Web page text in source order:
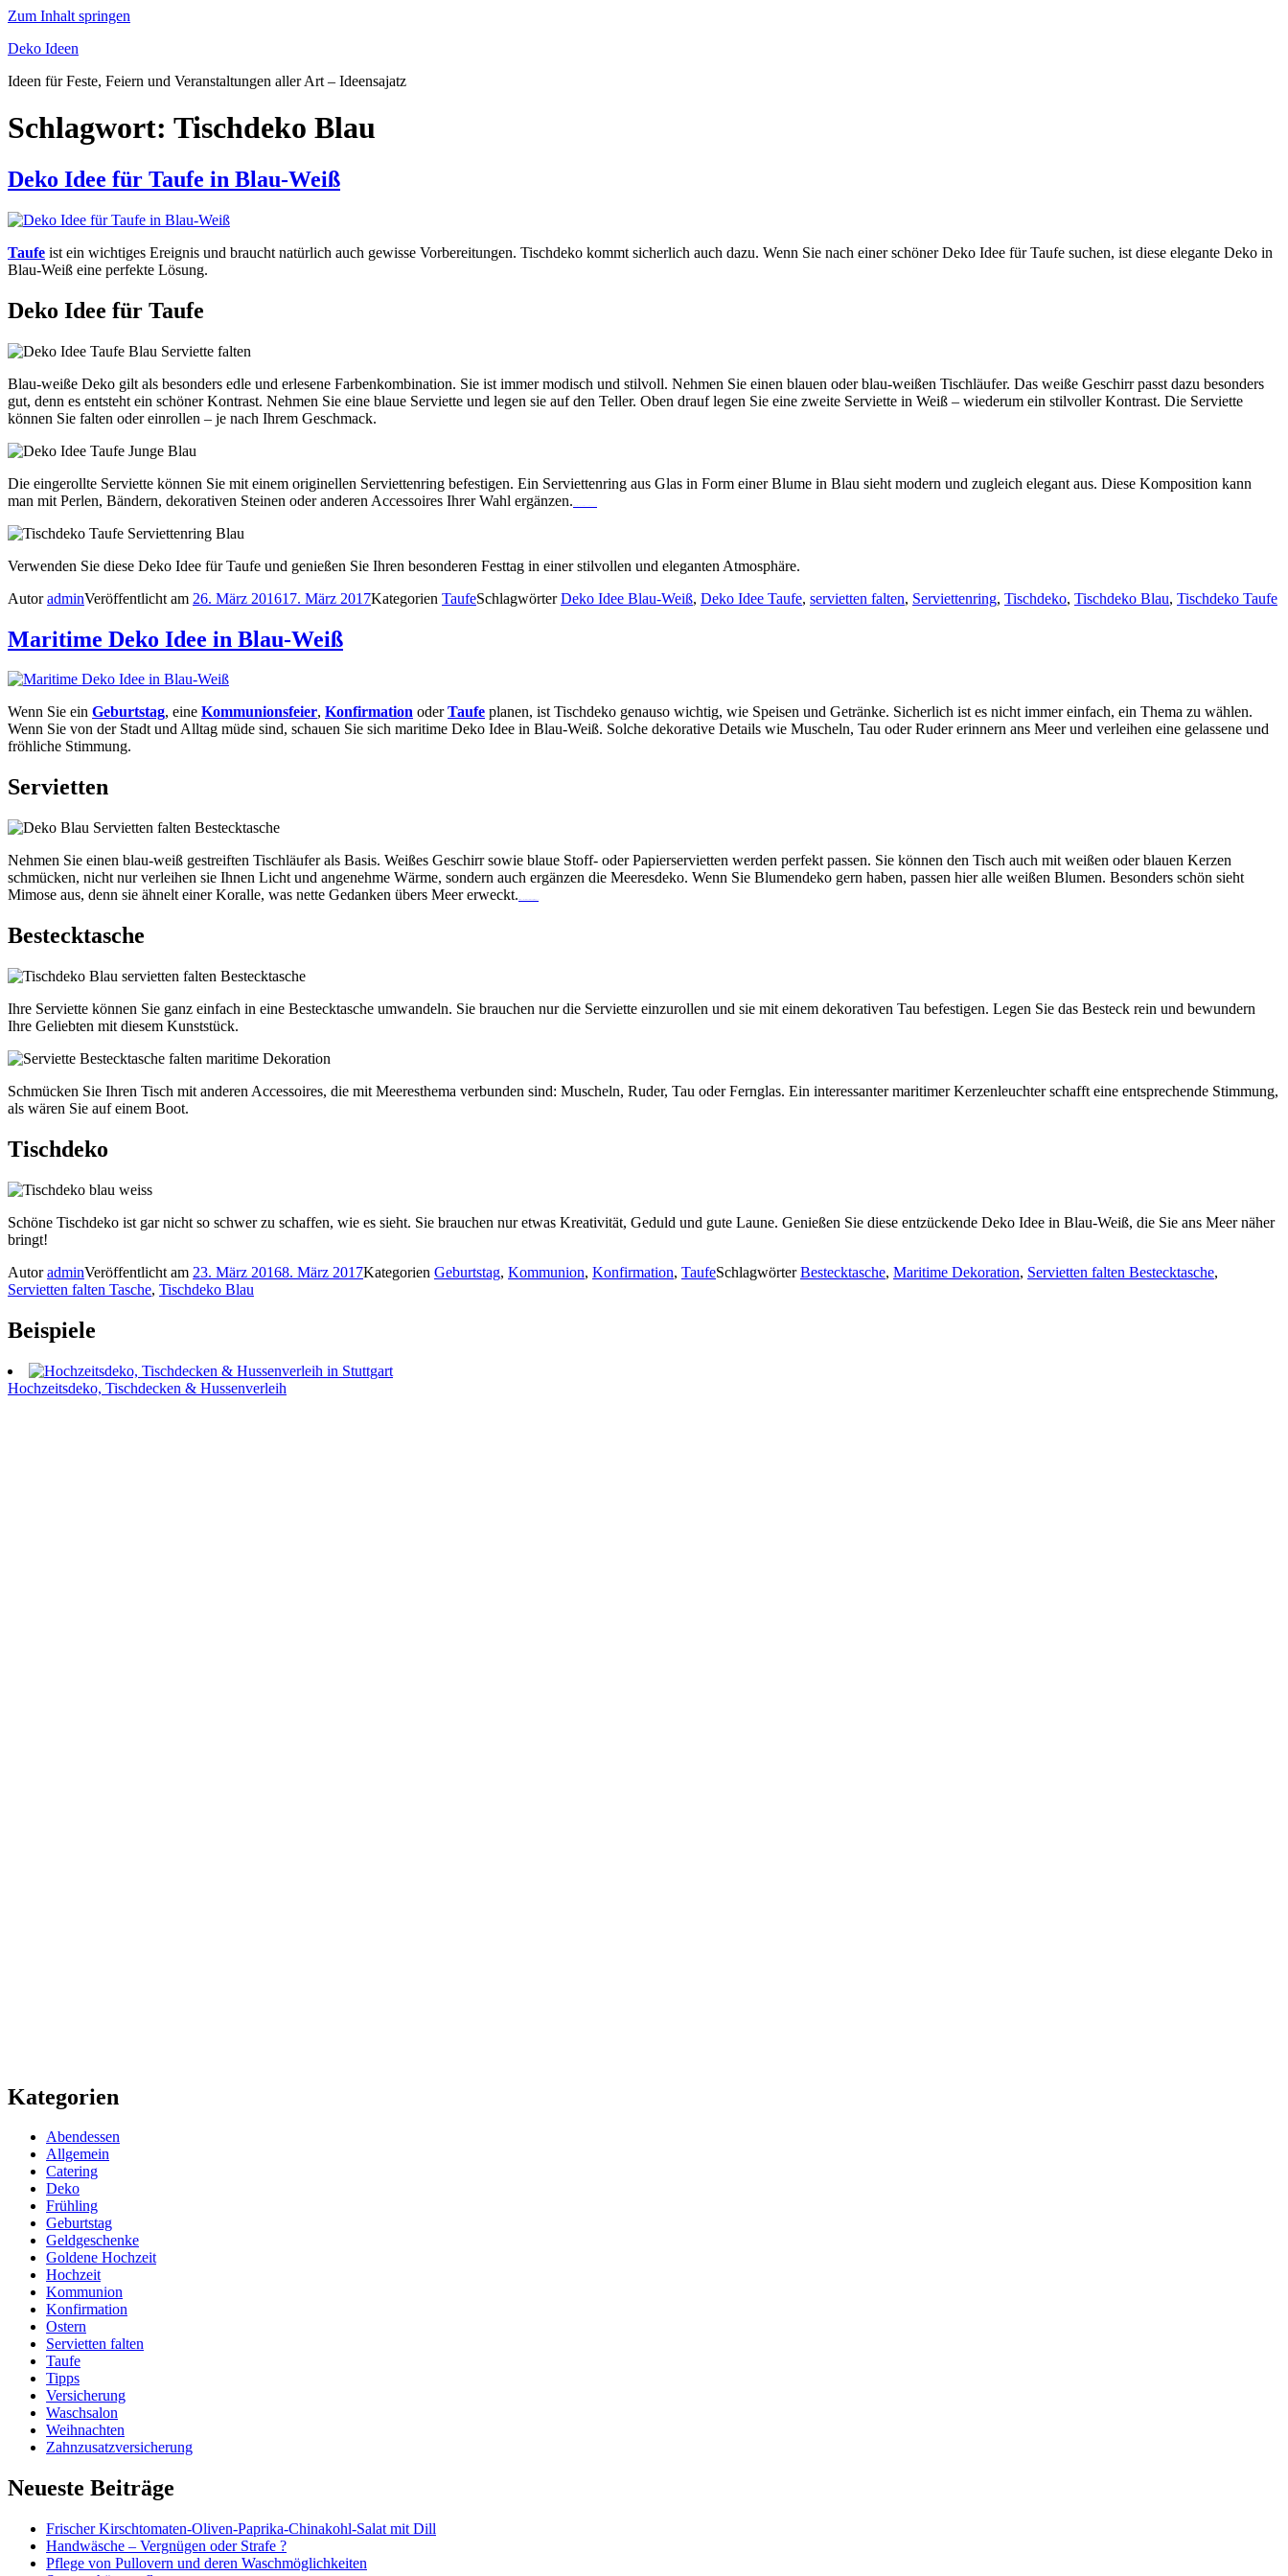
Zum Inhalt springen
Deko Ideen
Ideen für Feste, Feiern und Veranstaltungen aller Art – Ideensajatz
Schlagwort: Tischdeko Blau
Deko Idee für Taufe in Blau-Weiß
Taufe ist ein wichtiges Ereignis und braucht natürlich auch gewisse Vorbereitungen. Tischdeko kommt sicherlich auch dazu. Wenn Sie nach einer schöner Deko Idee für Taufe suchen, ist diese elegante Deko in
Blau-Weiß eine perfekte Lösung.
Deko Idee für Taufe
Blau-weiße Deko gilt als besonders edle und erlesene Farbenkombination. Sie ist immer modisch und stilvoll. Nehmen Sie einen blauen oder blau-weißen Tischläufer. Das weiße Geschirr passt dazu besonders
gut, denn es entsteht ein schöner Kontrast. Nehmen Sie eine blaue Serviette und legen sie auf den Teller. Oben drauf legen Sie eine zweite Serviette in Weiß – wiederum ein stilvoller Kontrast. Die Serviette
können Sie falten oder einrollen – je nach Ihrem Geschmack.
Die eingerollte Serviette können Sie mit einem originellen Serviettenring befestigen. Ein Serviettenring aus Glas in Form einer Blume in Blau sieht modern und zugleich elegant aus. Diese Komposition kann
man mit Perlen, Bändern, dekorativen Steinen oder anderen Accessoires Ihrer Wahl ergänzen.
Verwenden Sie diese Deko Idee für Taufe und genießen Sie Ihren besonderen Festtag in einer stilvollen und eleganten Atmosphäre.
AutoradminVeröffentlicht am 26. März 201617. März 2017Kategorien TaufeSchlagwörterDeko Idee Blau-Weiß, Deko Idee Taufe, servietten falten, Serviettenring, Tischdeko, Tischdeko Blau, Tischdeko Taufe
Maritime Deko Idee in Blau-Weiß
Wenn Sie ein Geburtstag, eine Kommunionsfeier, Konfirmation oderTaufe planen, ist Tischdeko genauso wichtig, wie Speisen und Getränke. Sicherlich ist es nicht immer einfach, ein Thema zu wählen.
Wenn Sie von der Stadt und Alltag müde sind, schauen Sie sich maritime Deko Idee in Blau-Weiß. Solche dekorative Details wie Muscheln, Tau oder Ruder erinnern ans Meer und verleihen eine gelassene und
fröhliche Stimmung.
Servietten
Nehmen Sie einen blau-weiß gestreiften Tischläufer als Basis. Weißes Geschirr sowie blaue Stoff- oder Papierservietten werden perfekt passen. Sie können den Tisch auch mit weißen oder blauen Kerzen
schmücken, nicht nur verleihen sie Ihnen Licht und angenehme Wärme, sondern auch ergänzen die Meeresdeko. Wenn Sie Blumendeko gern haben, passen hier alle weißen Blumen. Besonders schön sieht
Mimose aus, denn sie ähnelt einer Koralle, was nette Gedanken übers Meer erweckt.
Bestecktasche
Ihre Serviette können Sie ganz einfach in eine Bestecktasche umwandeln. Sie brauchen nur die Serviette einzurollen und sie mit einem dekorativen Tau befestigen. Legen Sie das Besteck rein und bewundern
Ihre Geliebten mit diesem Kunststück.
Schmücken Sie Ihren Tisch mit anderen Accessoires, die mit Meeresthema verbunden sind: Muscheln, Ruder, Tau oder Fernglas. Ein interessanter maritimer Kerzenleuchter schafft eine entsprechende Stimmung,
als wären Sie auf einem Boot.
Tischdeko
Schöne Tischdeko ist gar nicht so schwer zu schaffen, wie es sieht. Sie brauchen nur etwas Kreativität, Geduld und gute Laune. Genießen Sie diese entzückende Deko Idee in Blau-Weiß, die Sie ans Meer näher
bringt!
AutoradminVeröffentlicht am 23. März 20168. März 2017Kategorien Geburtstag, Kommunion, Konfirmation, TaufeSchlagwörterBestecktasche, Maritime Dekoration, Servietten falten Bestecktasche,
Servietten falten Tasche, Tischdeko Blau
Beispiele
Hochzeitsdeko, Tischdecken & Hussenverleih
Kategorien
Abendessen
Allgemein
Catering
Deko
Frühling
Geburtstag
Geldgeschenke
Goldene Hochzeit
Hochzeit
Kommunion
Konfirmation
Ostern
Servietten falten
Taufe
Tipps
Versicherung
Waschsalon
Weihnachten
Zahnzusatzversicherung
Neueste Beiträge
Frischer Kirschtomaten-Oliven-Paprika-Chinakohl-Salat mit Dill
Handwäsche – Vergnügen oder Strafe ?
Pflege von Pullovern und deren Waschmöglichkeiten